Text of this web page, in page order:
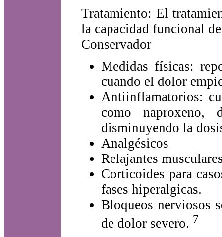
Tratamiento: El
la capacidad funcional
Conservador
Medidas físicas:
cuando el dolor
Antiinflamatorios:
como naproxeno,
disminuyendo la
Analgésicos
Relajantes
Corticoides para
fases hiperalgicas.
Bloqueos nerviosos
de dolor severo. 7